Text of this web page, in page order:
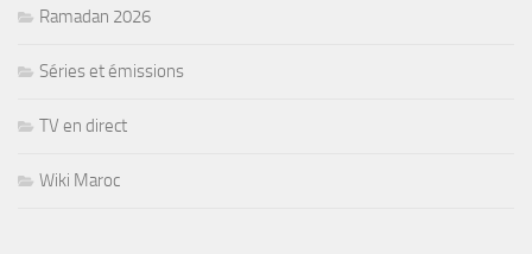
Ramadan 2026
Séries et émissions
TV en direct
Wiki Maroc